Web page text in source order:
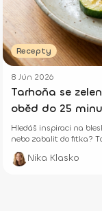
Recepty
8 Jún 2026
Tarhoňa se
oběd do 25
Hledáš inspiraci na
nebo zabalit do fitka?
skutečná trefa do
Nika Klasko